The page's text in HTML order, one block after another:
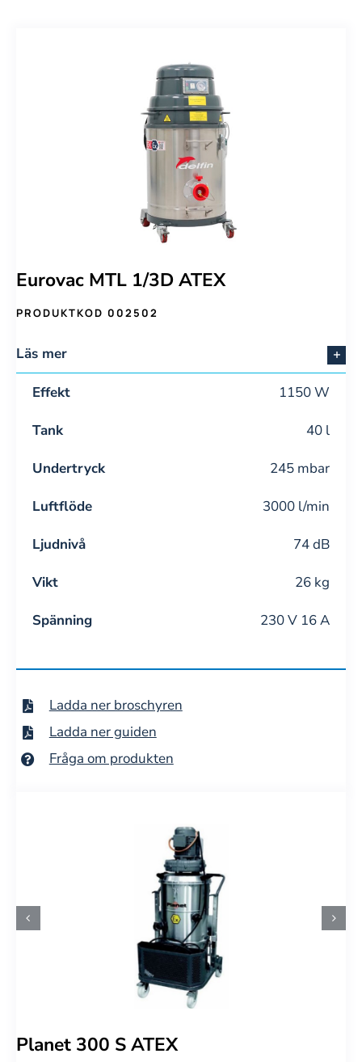
Eurovac MTL 1/3D ATEX
PRODUKTKOD 002502
Läs mer
Effekt 1150 W
Tank 40 l
Undertryck 245 mbar
Luftflöde 3000 l/min
Ljudnivå 74 dB
Vikt 26 kg
Spänning 230 V 16 A
Ladda ner broschyren
Ladda ner guiden
Fråga om produkten
Planet 300 S ATEX